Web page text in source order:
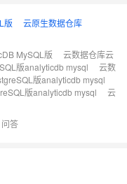
版
云原生数据仓库
MySQL版
云数据仓库云
版analyticdb mysql
云数
版analyticdb mysql
版analyticdb mysql
云
问答